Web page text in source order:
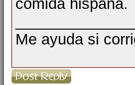
comida hispana.
Me ayuda si